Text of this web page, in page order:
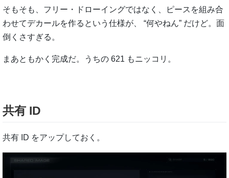
そもそも、フリー・ドローイングではなく、ピースを組み合
わせてデカールを作るという仕様が、 “何やねん” だけど。面
倒くさすぎる。
まあともかく完成だ。うちの 621 もニッコリ。
共有 ID
共有 ID をアップしておく。